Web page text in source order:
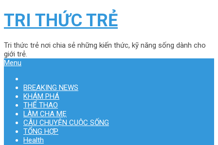
TRI THỨC TRẺ
Tri thức trẻ nơi chia sẻ những kiến thức, kỹ năng sống dành cho
giới trẻ.
Menu
BREAKING NEWS
KHÁM PHÁ
THỂ THAO
LÀM CHA MẸ
CÂU CHUYỆN CUỘC SỐNG
TỔNG HỢP
Health